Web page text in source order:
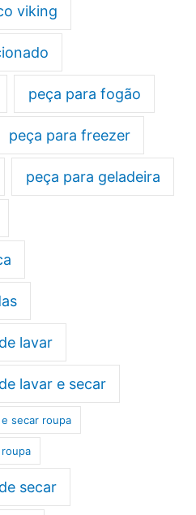
viking
peça para fogão
peça para freezer
peça para geladeira
lavar
lavar e secar
secar roupa
secar